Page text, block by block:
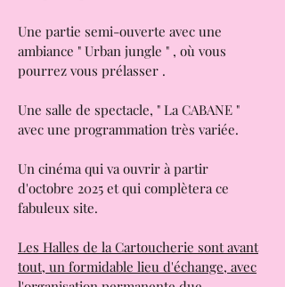
cuisines du monde.
Une partie dédiée à la pratique de
nombreux sports, avec un magnifique
complexe pour faire de l'escalade.
Une partie semi-ouverte avec une
ambiance " Urban jungle " , où vous
pourrez vous prélasser .
Une salle de spectacle, " La CABANE "
avec une programmation très variée.
Un cinéma qui va ouvrir à partir
d'octobre 2025 et qui complètera ce